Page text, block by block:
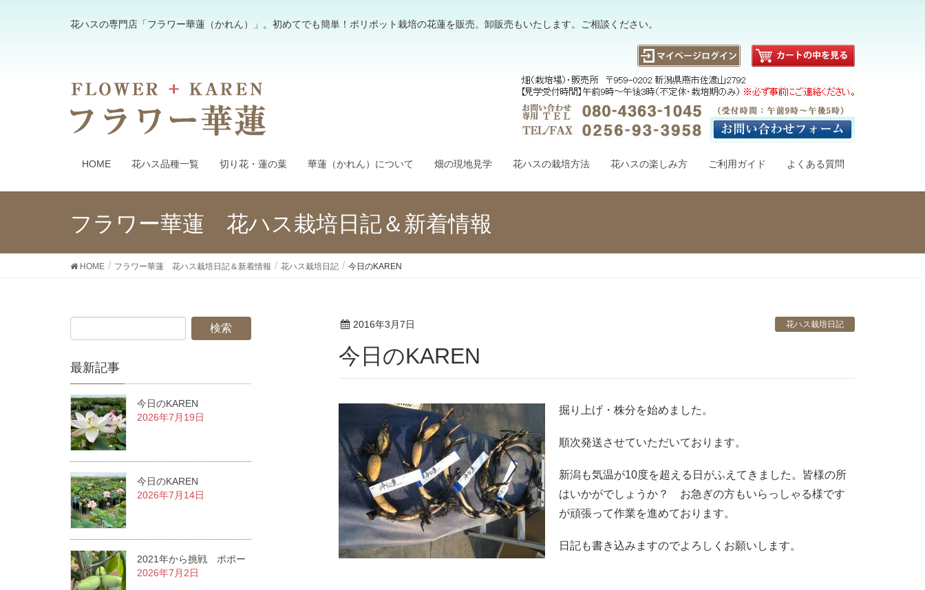
花ハスの専門店「フラワー華蓮（かれん）」。初めてでも簡単！ポリポット栽培の花蓮を販売。卸販売もいたします。ご相談ください。
HOME 花ハス品種一覧 切り花・蓮の葉 華蓮（かれん）について 畑の現地見学 花ハスの栽培方法 花ハスの楽しみ方 ご利用ガイド よくある質問
フラワー華蓮 花ハス栽培日記＆新着情報
HOME フラワー華蓮 花ハス栽培日記＆新着情報 花ハス栽培日記 今日のKAREN
2016年3月7日 花ハス栽培日記
今日のKAREN
掘り上げ・株分を始めました。
順次発送させていただいております。
新潟も気温が10度を超える日がふえてきました。皆様の所
はいかがでしょうか？ お急ぎの方もいらっしゃる様です
が頑張って作業を進めております。
日記も書き込みますのでよろしくお願いします。
最新記事
今日のKAREN
2026年7月19日
今日のKAREN
2026年7月14日
2021年から挑戦 ポポー
2026年7月2日